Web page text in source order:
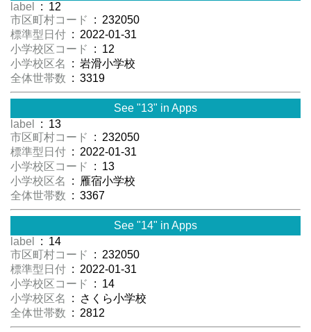
label
: 12
市区町村コード
: 232050
標準型日付 : 2022-01-31
小学校区コード
: 12
小学校区名
: 岩滑小学校
全体世帯数 : 3319
See "13" in Apps
label
: 13
市区町村コード
: 232050
標準型日付 : 2022-01-31
小学校区コード
: 13
小学校区名
: 雁宿小学校
全体世帯数 : 3367
See "14" in Apps
label
: 14
市区町村コード
: 232050
標準型日付 : 2022-01-31
小学校区コード
: 14
小学校区名
: さくら小学校
全体世帯数 : 2812